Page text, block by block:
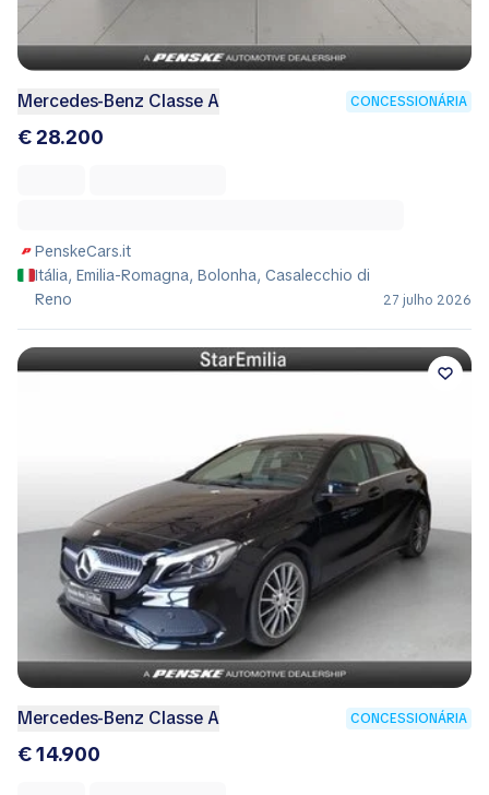
Mercedes-Benz Classe A CONCESSIONÁRIA
€ 28.200
PenskeCars.it
Itália, Emilia-Romagna, Bolonha, Casalecchio di
Reno
27 julho 2026
Mercedes-Benz Classe A CONCESSIONÁRIA
€ 14.900